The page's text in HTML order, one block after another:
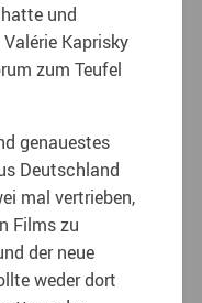
und
Kaprisky
zum Teufel
genauestes
Deutschland
mal vertrieben,
Films zu
der neue
weder dort